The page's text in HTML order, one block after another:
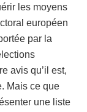
les moyens
européen
par la
avis qu’il est,
Mais ce que
une liste